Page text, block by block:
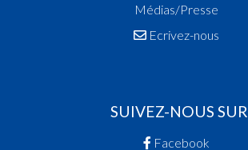
Médias/Presse
Ecrivez-nous
SUIVEZ-NOUS SUR
Facebook